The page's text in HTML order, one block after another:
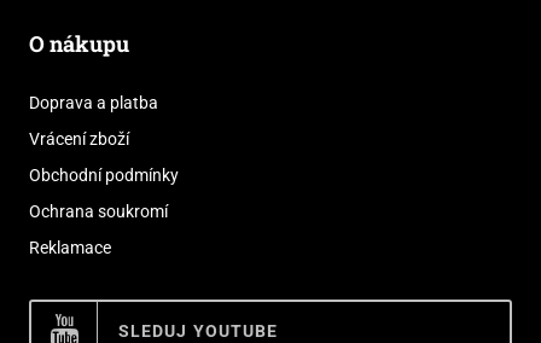
O nákupu
Doprava a platba
Vrácení zboží
Obchodní podmínky
Ochrana soukromí
Reklamace
SLEDUJ YOUTUBE